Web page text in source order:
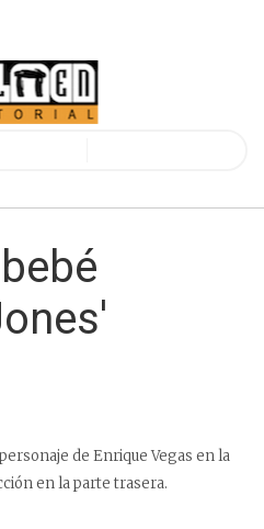
de Enrique Vegas en la
en la parte trasera.